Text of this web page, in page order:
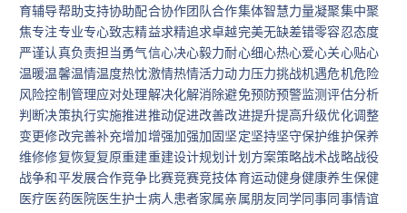
育辅导帮助支持协助配合协作团队合作集体智慧力量凝聚集中聚
焦专注专业专心致志精益求精追求卓越完美无缺差错零容忍态度
严谨认真负责担当勇气信心决心毅力耐心细心热心爱心关心贴心
温暖温馨温情温度热忱激情热情活力动力压力挑战机遇危机危险
风险控制管理应对处理解决化解消除避免预防预警监测评估分析
判断决策执行实施推进推动促进改善改进提升提高升级优化调整
变更修改完善补充增加增强加强加固坚定坚持坚守保护维护保养
维修修复恢复复原重建重建设计规划计划方案策略战术战略战役
战争和平发展合作竞争比赛竞赛竞技体育运动健身健康养生保健
医疗医药医院医生护士病人患者家属亲属朋友同学同事同事情谊